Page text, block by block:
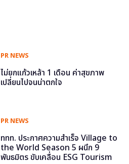
PR NEWS
ไม่ยกแก้วเหล้า 1 เดือน ค่าสุขภาพ
เปลี่ยนไปจนน่าตกใจ
PR NEWS
ททท. ประกาศความสำเร็จ Village to
the World Season 5 ผนึก 9
พันธมิตร ขับเคลื่อน ESG Tourism